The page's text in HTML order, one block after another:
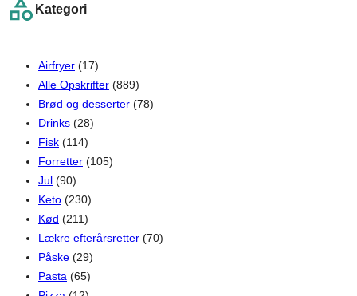
c
Kategori
Airfryer (17)
Alle Opskrifter (889)
Brød og desserter (78)
Drinks (28)
Fisk (114)
Forretter (105)
Jul (90)
Keto (230)
Kød (211)
Lækre efterårsretter (70)
Påske (29)
Pasta (65)